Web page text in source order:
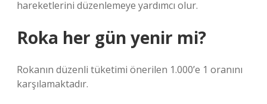
hareketlerini düzenlemeye yardımcı olur.
Roka her gün yenir mi?
Rokanın düzenli tüketimi önerilen 1.000’e 1 oranını
karşılamaktadır.